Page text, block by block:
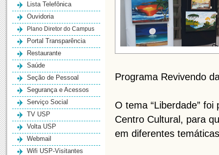
Lista Telefônica
Ouvidoria
Plano Diretor do Campus
Portal Transparência
Restaurante
Saúde
Seção de Pessoal
Segurança e Acessos
Serviço Social
TV USP
Volta USP
Webmail
Wifi USP-Visitantes
Programa Revivendo
O tema “Liberdade”
Centro Cultural, para
em diferentes